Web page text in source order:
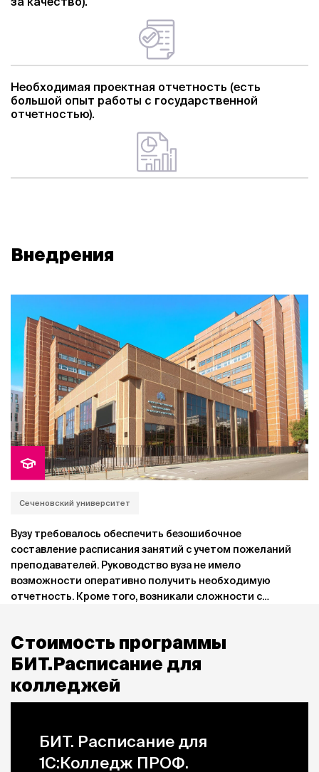
Необходимая проектная отчетность (есть
большой опыт работы с государственной
отчетностью).
Внедрения
Сеченовский университет
Вузу требовалось обеспечить безошибочное
составление расписания занятий с учетом пожеланий
преподавателей. Руководство вуза не имело
возможности оперативно получить необходимую
отчетность. Кроме того, возникали сложности с
Стоимость программы
БИТ.Расписание для
колледжей
БИТ. Расписание для
1С:Колледж ПРОФ.